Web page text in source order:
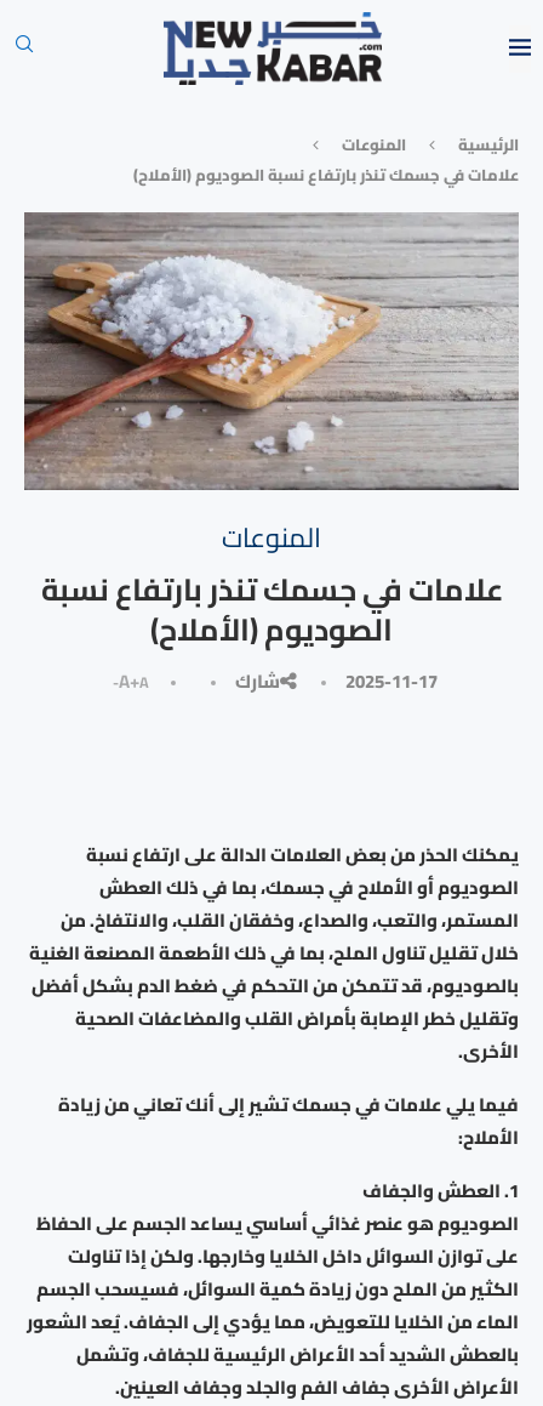
الرئيسية
المنوعات
علامات في جسمك تنذر بارتفاع نسبة الصوديوم (الأملاح)
المنوعات
علامات في جسمك تنذر بارتفاع نسبة
الصوديوم (الأملاح)
2025-11-17 شارك A+A-
يمكنك الحذر من بعض العلامات الدالة على ارتفاع نسبة
الصوديوم أو الأملاح في جسمك، بما في ذلك العطش
المستمر، والتعب، والصداع، وخفقان القلب، والانتفاخ. من
خلال تقليل تناول الملح، بما في ذلك الأطعمة المصنعة الغنية
بالصوديوم، قد تتمكن من التحكم في ضغط الدم بشكل أفضل
وتقليل خطر الإصابة بأمراض القلب والمضاعفات الصحية
الأخرى.
فيما يلي علامات في جسمك تشير إلى أنك تعاني من زيادة
الأملاح:
1. العطش والجفاف
الصوديوم هو عنصر غذائي أساسي يساعد الجسم على الحفاظ
على توازن السوائل داخل الخلايا وخارجها. ولكن إذا تناولت
الكثير من الملح دون زيادة كمية السوائل، فسيسحب الجسم
الماء من الخلايا للتعويض، مما يؤدي إلى الجفاف. يُعد الشعور
بالعطش الشديد أحد الأعراض الرئيسية للجفاف، وتشمل
الأعراض الأخرى جفاف الفم والجلد وجفاف العينين.